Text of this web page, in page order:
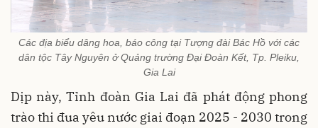
Các địa biểu dâng hoa, báo công tại Tượng đài Bác Hồ với các
dân tộc Tây Nguyên ở Quảng trường Đại Đoàn Kết, Tp. Pleiku,
Gia Lai
Dịp này, Tỉnh đoàn Gia Lai đã phát động phong
trào thi đua yêu nước giai đoạn 2025 - 2030 trong